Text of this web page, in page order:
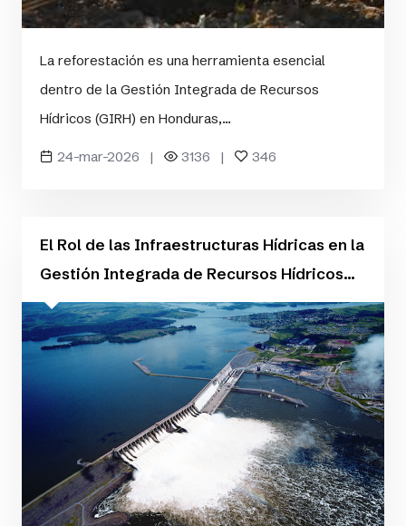
La reforestación es una herramienta esencial
dentro de la Gestión Integrada de Recursos
Hídricos (GIRH) en Honduras,...
24-mar-2026 | 3136 | 346
El Rol de las Infraestructuras Hídricas en la
Gestión Integrada de Recursos Hídricos...